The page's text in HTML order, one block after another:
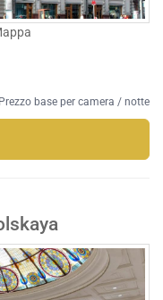
Prezzo base per camera / notte